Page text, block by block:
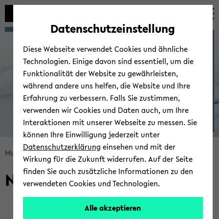
Automatische
vermeiden
zum
wechseln
zum
wechseln
zum
wechseln
Bread­
crumb
über­
sprin­
Mul­tis­ca­le Bio­en­gi­nee­ring Team
© Uni­ver­si­tät Bie­le­feld
Ni­klas Hoff­mann
Datenschutzeinstellung
Diese Webseite verwendet Cookies und ähnliche
Technologien. Einige davon sind essentiell, um die
Funktionalität der Website zu gewährleisten,
während andere uns helfen, die Website und Ihre
Erfahrung zu verbessern. Falls Sie zustimmen,
verwenden wir Cookies und Daten auch, um Ihre
Interaktionen mit unserer Webseite zu messen. Sie
können Ihre Einwilligung jederzeit unter
Datenschutzerklärung einsehen und mit der
Wirkung für die Zukunft widerrufen. Auf der Seite
finden Sie auch zusätzliche Informationen zu den
verwendeten Cookies und Technologien.
Alle akzeptieren